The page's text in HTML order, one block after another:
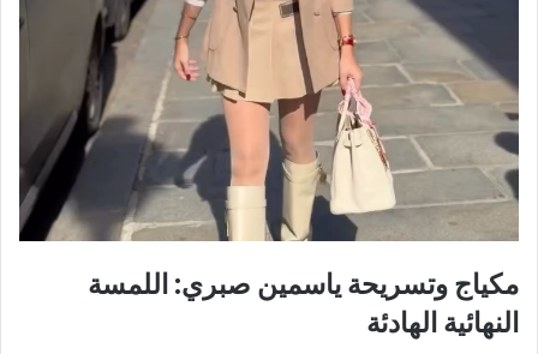
مكياج وتسريحة ياسمين صبري: اللمسة
النهائية الهادئة